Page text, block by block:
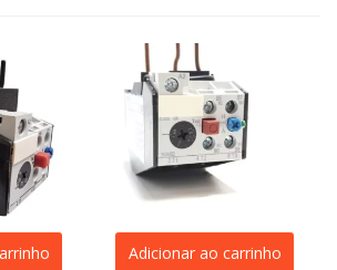
Adicionar ao carrinho